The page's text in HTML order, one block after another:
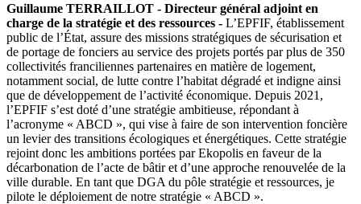
Guillaume TERRAILLOT - Directeur général adjoint en
charge de la stratégie et des ressources - L’EPFIF, établissement
public de l’État, assure des missions stratégiques de sécurisation et
de portage de fonciers au service des projets portés par plus de 350
collectivités franciliennes partenaires en matière de logement,
notamment social, de lutte contre l’habitat dégradé et indigne ainsi
que de développement de l’activité économique. Depuis 2021,
l’EPFIF s’est doté d’une stratégie ambitieuse, répondant à
l’acronyme « ABCD », qui vise à faire de son intervention foncière
un levier des transitions écologiques et énergétiques. Cette stratégie
rejoint donc les ambitions portées par Ekopolis en faveur de la
décarbonation de l’acte de bâtir et d’une approche renouvelée de la
ville durable. En tant que DGA du pôle stratégie et ressources, je
pilote le déploiement de notre stratégie « ABCD ».